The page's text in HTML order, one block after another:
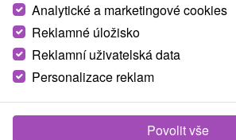
Chata Derdák Mlynky
Analytické a marketingové cookies
Reklamné úložisko
Reklamní uživatelská data
Personalizace reklam
Povolit vše